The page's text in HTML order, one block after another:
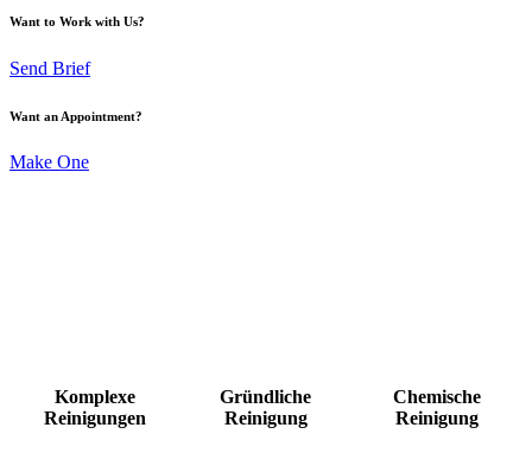
Want to Work with Us?
Send Brief
Want an Appointment?
Make One
Komplexe
Reinigungen
Gründliche
Reinigung
Chemische
Reinigung